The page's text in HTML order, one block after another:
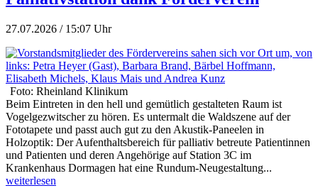
27.07.2026 / 15:07 Uhr
Foto: Rheinland Klinikum
Beim Eintreten in den hell und gemütlich gestalteten Raum ist
Vogelgezwitscher zu hören. Es untermalt die Waldszene auf der
Fototapete und passt auch gut zu den Akustik-Paneelen in
Holzoptik: Der Aufenthaltsbereich für palliativ betreute Patientinnen
und Patienten und deren Angehörige auf Station 3C im
Krankenhaus Dormagen hat eine Rundum-Neugestaltung...
weiterlesen